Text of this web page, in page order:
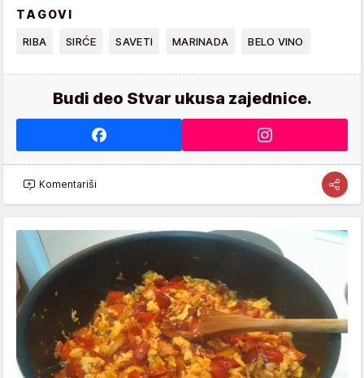
TAGOVI
RIBA SIRĆE SAVETI MARINADA BELO VINO
Budi deo Stvar ukusa zajednice.
Komentariši